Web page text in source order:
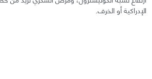
الإدراكية أو الخرف.